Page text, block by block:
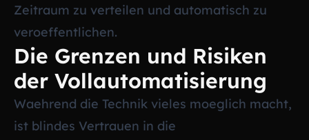
Zeitraum zu verteilen und automatisch zu
veroeffentlichen.
Die Grenzen und Risiken
der Vollautomatisierung
Waehrend die Technik vieles moeglich macht,
ist blindes Vertrauen in die